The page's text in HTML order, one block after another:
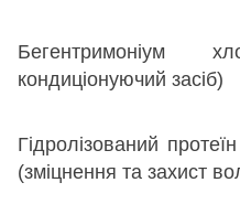
Бегентримоніум
кондиціонуючий засіб)
Гідролізований
(зміцнення та захист